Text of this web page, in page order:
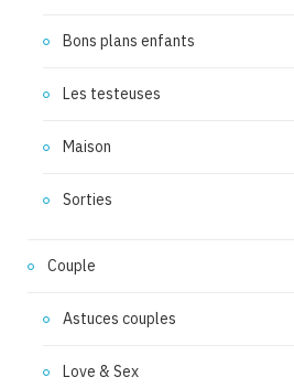
Bons plans enfants
Les testeuses
Maison
Sorties
Couple
Astuces couples
Love & Sex